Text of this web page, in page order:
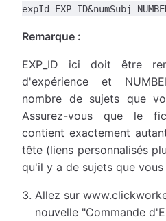
Remarque :
EXP_ID ici doit être
d'expérience et
nombre de sujets que
Assurez-vous que le
contient exactement
tête (liens personnalisés
qu'il y a de sujets que
Allez sur
nouvelle "Commande